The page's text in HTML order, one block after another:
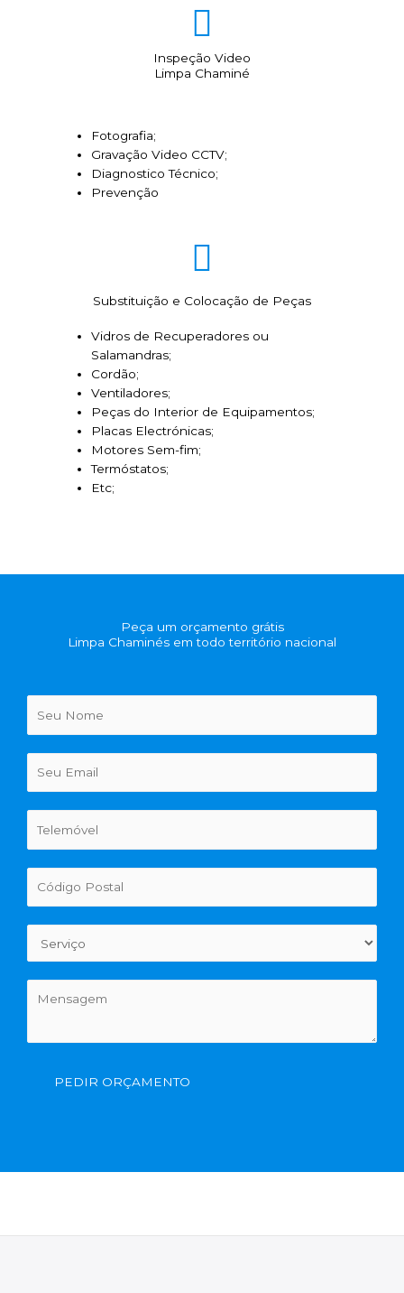
Inspeção Video
Limpa Chaminé
Fotografia;
Gravação Video CCTV;
Diagnostico Técnico;
Prevenção
Substituição e Colocação de Peças
Vidros de Recuperadores ou
Salamandras;
Cordão;
Ventiladores;
Peças do Interior de Equipamentos;
Placas Electrónicas;
Motores Sem-fim;
Termóstatos;
Etc;
Peça um orçamento grátis
Limpa Chaminés em todo território nacional
PEDIR ORÇAMENTO